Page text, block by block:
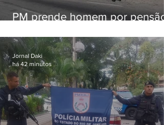
PM prende homem por pensão
Jornal Daki
há 42 minutos